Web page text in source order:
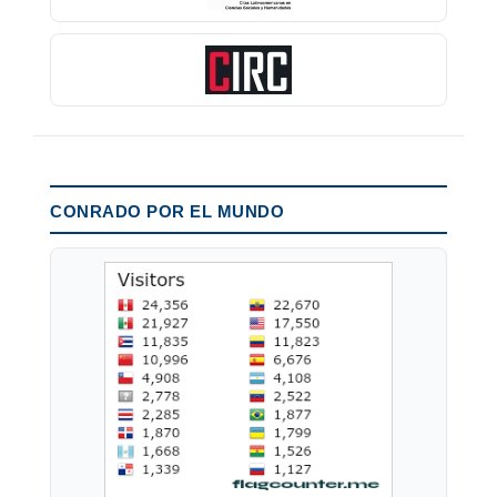
CONRADO POR EL MUNDO